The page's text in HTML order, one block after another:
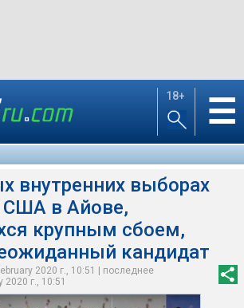
18+ ☰
внутренних выборах
в Айове,
крупным сбоем,
кандидат
2020 г., 10:51 | последнее
г., 10:51